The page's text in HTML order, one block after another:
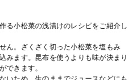
る小松菜の浅漬けのレシピをご紹介し
ん。ざくざく切った小松菜を塩もみ
みます。昆布を使うよりも味が決まり
できます。
いため、生のままでジュースなどにも